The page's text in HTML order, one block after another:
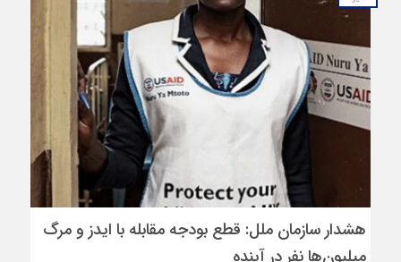
هشدار سازمان ملل: قطع بودجه مقابله با ایدز و مرگ
میلیون‌ها نفر در آینده